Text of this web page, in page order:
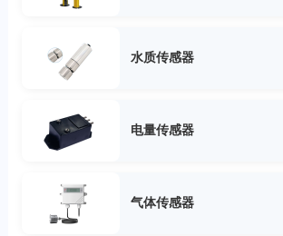
水质传感器
电量传感器
气体传感器